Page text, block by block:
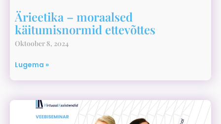
Ärieetika – moraalsed
käitumisnormid ettevõttes
Oktoober 8, 2024
Lugema »